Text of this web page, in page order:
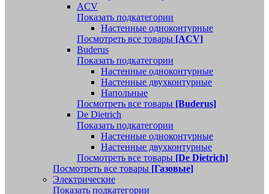
ACV
Показать подкатегории
Настенные одноконтурные
Посмотреть все товары [ACV]
Buderus
Показать подкатегории
Настенные одноконтурные
Настенные двухконтурные
Напольные
Посмотреть все товары [Buderus]
De Dietrich
Показать подкатегории
Настенные одноконтурные
Настенные двухконтурные
Посмотреть все товары [De Dietrich]
Посмотреть все товары [Газовые]
Электрические
Показать подкатегории